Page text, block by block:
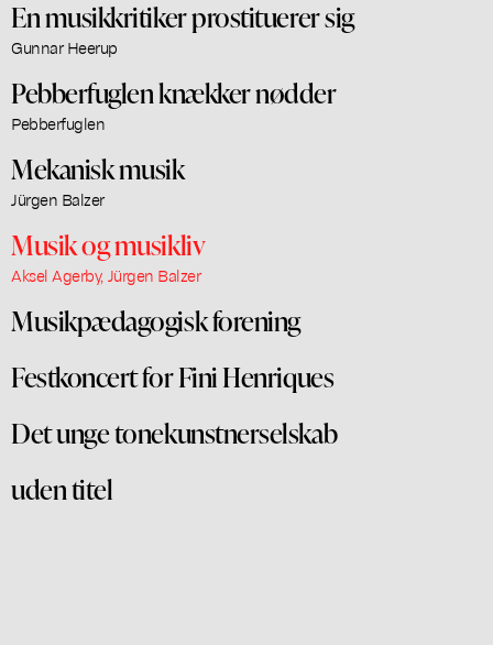
En musikkritiker prostituerer sig
Gunnar Heerup
Pebberfuglen knækker nødder
Pebberfuglen
Mekanisk musik
Jürgen Balzer
Musik og musikliv
Aksel Agerby, Jürgen Balzer
Musikpædagogisk forening
Festkoncert for Fini Henriques
Det unge tonekunstnerselskab
uden titel